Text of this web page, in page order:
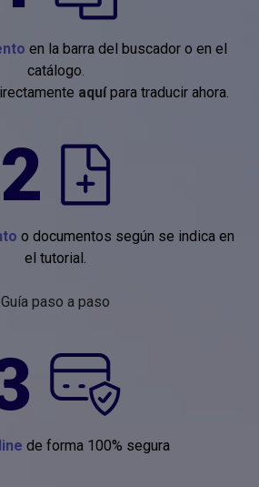
en la barra del buscador o en el
catálogo.
aquí para traducir ahora.
2
o documentos según se indica en
el tutorial.
Guía paso a paso
de forma 100% segura